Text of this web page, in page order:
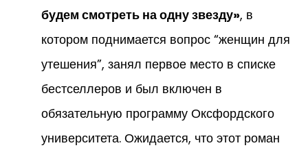
будем смотреть на одну звезду», в
котором поднимается вопрос “женщин для
утешения”, занял первое место в списке
бестселлеров и был включен в
обязательную программу Оксфордского
университета. Ожидается, что этот роман